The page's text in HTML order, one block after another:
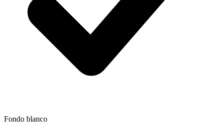
Fondo blanco